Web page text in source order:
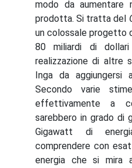
modo da aumentare
prodotta. Si tratta del
un colossale progetto
80 miliardi di
realizzazione di altre
Inga da aggiungersi
Secondo varie
effettivamente a
sarebbero in grado di
Gigawatt di
comprendere con
energia che si mira